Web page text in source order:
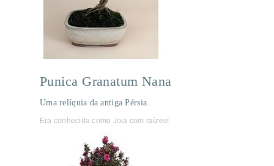
Punica Granatum Nana
Uma relíquia da antiga Pérsia..
Era conhecida como Joia com raízes!